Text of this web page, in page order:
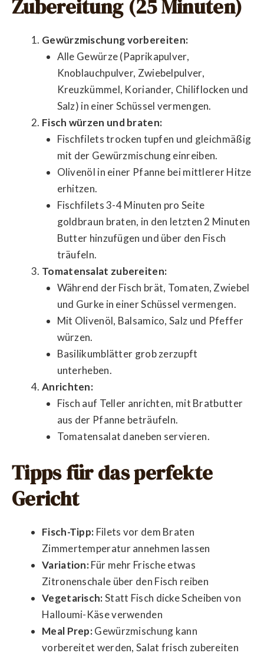
Zubereitung (25 Minuten)
Gewürzmischung vorbereiten:
Alle Gewürze (Paprikapulver,
Knoblauchpulver, Zwiebelpulver,
Kreuzkümmel, Koriander, Chiliflocken und
Salz) in einer Schüssel vermengen.
Fisch würzen und braten:
Fischfilets trocken tupfen und gleichmäßig
mit der Gewürzmischung einreiben.
Olivenöl in einer Pfanne bei mittlerer Hitze
erhitzen.
Fischfilets 3-4 Minuten pro Seite
goldbraun braten, in den letzten 2 Minuten
Butter hinzufügen und über den Fisch
träufeln.
Tomatensalat zubereiten:
Während der Fisch brät, Tomaten, Zwiebel
und Gurke in einer Schüssel vermengen.
Mit Olivenöl, Balsamico, Salz und Pfeffer
würzen.
Basilikumblätter grob zerzupft
unterheben.
Anrichten:
Fisch auf Teller anrichten, mit Bratbutter
aus der Pfanne beträufeln.
Tomatensalat daneben servieren.
Tipps für das perfekte
Gericht
Fisch-Tipp: Filets vor dem Braten
Zimmertemperatur annehmen lassen
Variation:Für mehr Frische etwas
Zitronenschale über den Fisch reiben
Vegetarisch:Statt Fisch dicke Scheiben von
Halloumi-Käse verwenden
Meal Prep:Gewürzmischung kann
vorbereitet werden, Salat frisch zubereiten